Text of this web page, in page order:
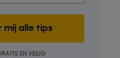
EN VEILIG